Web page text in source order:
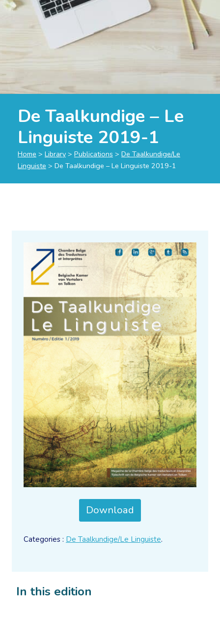
De Taalkundige – Le
Linguiste 2019-1
Home > Library > Publications > De Taalkundige/Le
Linguiste > De Taalkundige – Le Linguiste 2019-1
In this edition
Download
Categories : De Taalkundige/Le Linguiste.